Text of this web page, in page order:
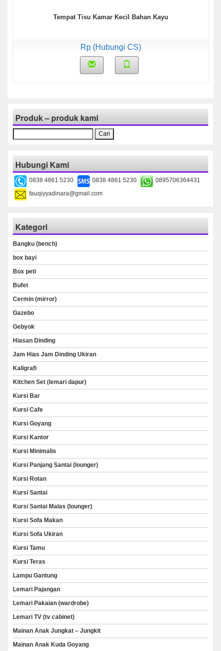
Tempat Tisu Kamar Kecil Bahan Kayu
Rp (Hubungi CS)
Produk – produk kami
untuk:
Hubungi Kami
0838 4861 5230 0838 4861 5230
0895706364431
fauqiyyadinara@gmail.com
Kategori
Bangku (bench)
box bayi
Box peti
Bufet
Cermin (mirror)
Gazebo
Gebyok
Hiasan Dinding
Jam Hias Jam Dinding Ukiran
Kaligrafi
Kitchen Set (lemari dapur)
Kursi Bar
Kursi Cafe
Kursi Goyang
Kursi Kantor
Kursi Minimalis
Kursi Panjang Santai (lounger)
Kursi Rotan
Kursi Santai
Kursi Santai Malas (lounger)
Kursi Sofa Makan
Kursi Sofa Ukiran
Kursi Tamu
Kursi Teras
Lampu Gantung
Lemari Pajangan
Lemari Pakaian (wardrobe)
Lemari TV (tv cabinet)
Mainan Anak Jungkat – Jungkit
Mainan Anak Kuda Goyang